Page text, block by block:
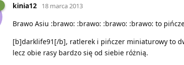
kinia12 18 marca 2013
Brawo Asiu :brawo: :brawo: :brawo: :brawo: to
[b]darklife91[/b], ratlerek i pińczer miniaturowy to
lecz obie rasy bardzo się od siebie różnią.